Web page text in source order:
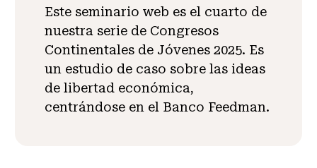
Este seminario web es el cuarto de
nuestra serie de Congresos
Continentales de Jóvenes 2025. Es
un estudio de caso sobre las ideas
de libertad económica,
centrándose en el Banco Feedman.